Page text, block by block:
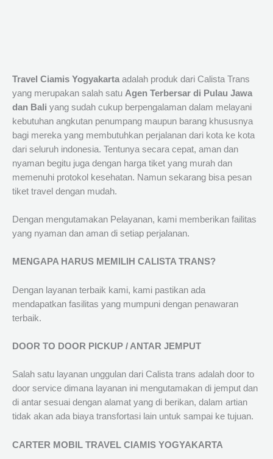
Travel Ciamis Yogyakarta adalah produk dari Calista Trans
yang merupakan salah satu Agen Terbersar di Pulau Jawa
dan Bali yang sudah cukup berpengalaman dalam melayani
kebutuhan angkutan penumpang maupun barang khususnya
bagi mereka yang membutuhkan perjalanan dari kota ke kota
dari seluruh indonesia. Tentunya secara cepat, aman dan
nyaman begitu juga dengan harga tiket yang murah dan
memenuhi protokol kesehatan. Namun sekarang bisa pesan
tiket travel dengan mudah.
Dengan mengutamakan Pelayanan, kami memberikan failitas
yang nyaman dan aman di setiap perjalanan.
MENGAPA HARUS MEMILIH CALISTA TRANS?
Dengan layanan terbaik kami, kami pastikan ada
mendapatkan fasilitas yang mumpuni dengan penawaran
terbaik.
DOOR TO DOOR PICKUP / ANTAR JEMPUT
Salah satu layanan unggulan dari Calista trans adalah door to
door service dimana layanan ini mengutamakan di jemput dan
di antar sesuai dengan alamat yang di berikan, dalam artian
tidak akan ada biaya transfortasi lain untuk sampai ke tujuan.
CARTER MOBIL TRAVEL CIAMIS YOGYAKARTA